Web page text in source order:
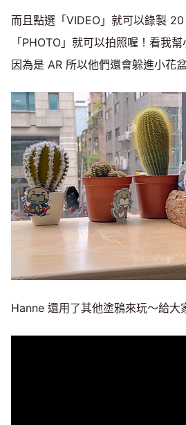
而且點選「VIDEO」就可以錄製
「PHOTO」就可以拍照喔！看我
因為是 AR 所以他們還會躲進小花
Hanne 還用了其他塗鴉來玩～給大